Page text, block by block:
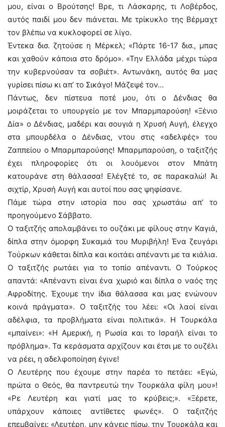
μου, είναι ο Βρούτσης! Βρε, τι Λάσκαρης, τι Λοβέρδος,
αυτός παιδί μου δεν πιάνεται. Με τρίκυκλο της Βέρμαχτ
τον βλέπω να κυκλοφορεί σε λίγο.
Έντεκα δισ. ζητούσε η Μέρκελ; «Πάρτε 16-17 δισ., μπας
και χαθούν κάποια στο δρόμο». «Την Ελλάδα μέχρι τώρα
την κυβερνούσαν τα σοβιέτ». Αντωνάκη, αυτός θα μας
γυρίσει πίσω κι απ’ το Σικάγο! Μάζεψέ τον…
Πάντως, δεν πίστευα ποτέ μου, ότι ο Δένδιας θα
μοιράζεται το υπουργείο με τον Μπαρμπαρούση! «Ξένιο
Δία» ο Δένδιας, μαδέρι και σουγιά η Χρυσή Αυγή, έλεγχο
στα μπουρδέλα ο Δένδιας, ντου στις «αδελφές» του
Ζαππείου ο Μπαρμπαρούσης! Μπαρμπαρούση, ο ταξιτζής
έχει πληροφορίες ότι οι λουόμενοι στον Μπάτη
κατουράνε στη θάλασσα! Ελέγξτέ το, σε παρακαλώ! Άι
σιχτίρ, Χρυσή Αυγή και αυτοί που σας ψηφίσανε.
Πάμε τώρα στην ιστορία που σας χρωστάω απ’ το
προηγούμενο Σάββατο.
Ο ταξιτζής απολαμβάνει το ουζάκι με φίλους στην Καγιά,
δίπλα στην όμορφη Συκαμιά του Μυριβήλη! Ένα ζευγάρι
Τούρκων κάθεται δίπλα και κοιτάει απέναντι με τα κιάλια.
Ο ταξιτζής ρωτάει για το τοπίο απέναντι. Ο Τούρκος
απαντά: «Απέναντι είναι ένα χωριό και δίπλα ο ναός της
Αφροδίτης. Έχουμε την ίδια θάλασσα και μας ενώνουν
κοινά πράγματα». Ο ταξιτζής του λέει: «Οι λαοί είναι
αδέλφια, τα προβλήματα είναι πολιτικά». Η Τουρκάλα
«μπαίνει»: «Η Αμερική, η Ρωσία και το Ισραήλ είναι το
πρόβλημα». Τα κεράσματα αρχίζουν και έτσι με το ουζέλι
να ρέει, η αδελφοποίηση έγινε!
Ο Λευτέρης που έχουμε στην παρέα το πετάει: «Εγώ,
πρώτα ο Θεός, θα παντρευτώ την Τουρκάλα φίλη μου»!
«Ρε Λευτέρη και γιατί μας το κρύβεις;». «Ξέρετε,
υπάρχουν κάποιες αντίθετες φωνές». Ο ταξιτζής
επεμβαίνει: «Λευτέρη, μην κάνεις πίσω, την Τουρκάλα και